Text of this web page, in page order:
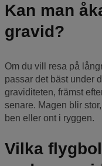
Kan man
gravid?
Om du vill resa på
passar det bäst under
graviditeten, främst
senare. Magen blir
ben eller ont i ryggen.
Vilka